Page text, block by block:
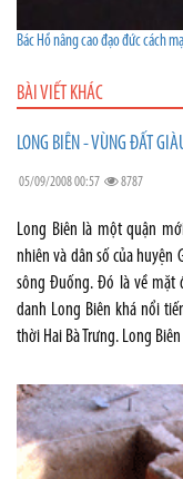
Bác Hồ nâng cao đạo đức cách
BÀI VIẾT KHÁC
LONG BIÊN - VÙNG ĐẤT
05/09/2008 00:57 8787
Long Biên là một quận
nhiên và dân số của huyện
sông Đuống. Đó là về mặt
danh Long Biên khá nổi
thời Hai Bà Trưng. Long